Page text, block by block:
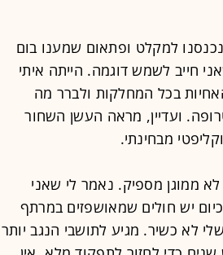
למקלט ופתאום שמענו בום
חייב לשמש דוגמה. הייתה איתי
בכל המחלקות ולברר מה
ועדיין, מראה העשן השחור
מבחינתי.
ממוגן מספיק. נאמר לי שאני
יש חולים שמאושפזים במרתף
לא כשיר. מגיע לתושבי הנגב יותר